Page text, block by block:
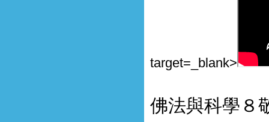
target=_blank>
佛法與科學８